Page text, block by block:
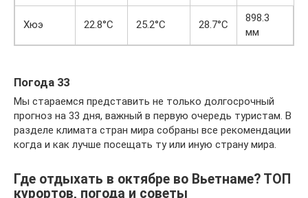
Хюэ 22.8°С 25.2°С 28.7°С
898.3
мм
Погода 33
Мы стараемся представить не только долгосрочный
прогноз на 33 дня, важный в первую очередь туристам. В
разделе климата стран мира собраны все рекомендации
когда и как лучше посещать ту или иную страну мира.
Где отдыхать в октябре во Вьетнаме? ТОП
курортов, погода и советы